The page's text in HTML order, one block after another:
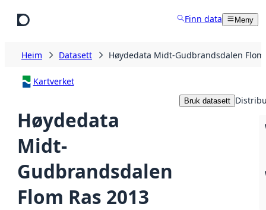
Finn data Meny
Heim Datasett Høydedata Midt-Gudbrandsdalen Flom
Kartverket
Høydedata
Midt-
Gudbrandsdalen
Flom Ras 2013
Bruk datasett